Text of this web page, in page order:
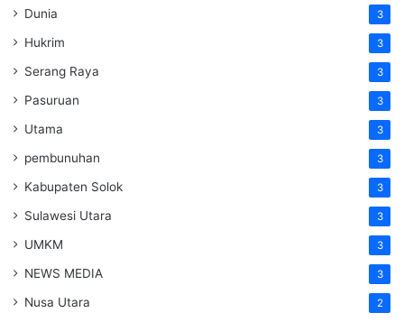
Dunia 3
Hukrim 3
Serang Raya 3
Pasuruan 3
Utama 3
pembunuhan 3
Kabupaten Solok 3
Sulawesi Utara 3
UMKM 3
NEWS MEDIA 3
Nusa Utara 2